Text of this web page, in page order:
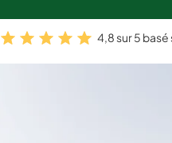
4,8 sur 5 basé